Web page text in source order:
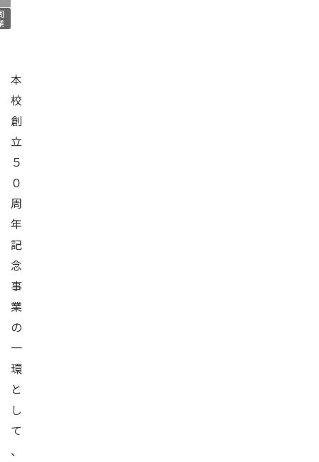
本
校
創
立
５
０
周
年
記
念
事
業
の
一
環
と
し
て
、